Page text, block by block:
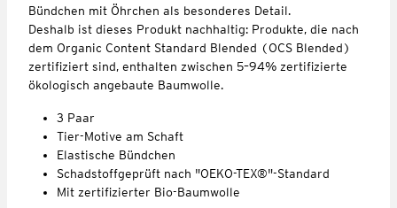
Bündchen mit Öhrchen als besonderes Detail.
Deshalb ist dieses Produkt nachhaltig: Produkte, die nach
dem Organic Content Standard Blended (OCS Blended)
zertifiziert sind, enthalten zwischen 5–94% zertifizierte
ökologisch angebaute Baumwolle.
3 Paar
Tier-Motive am Schaft
Elastische Bündchen
Schadstoffgeprüft nach "OEKO-TEX®"-Standard
Mit zertifizierter Bio-Baumwolle